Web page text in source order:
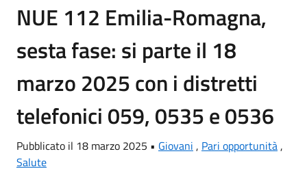
NUE 112 Emilia-Romagna,
sesta fase: si parte il 18
marzo 2025 con i distretti
telefonici 059, 0535 e 0536
Pubblicato il 18 marzo 2025 • Giovani , Pari opportunità,
Salute